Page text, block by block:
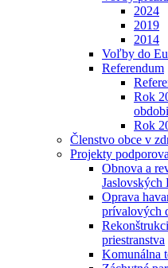
2024
2019
2014
Voľby do
Referendum
Rok
Rok
Členstvo obce v
Projekty
Obnova a
Jaslovských
Oprava
prívalových
priestranstva
Komunálna